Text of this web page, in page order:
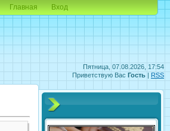
Пятница, 07.08.2026, 17:54
Приветствую Вас Гость | RSS
Главная Вход